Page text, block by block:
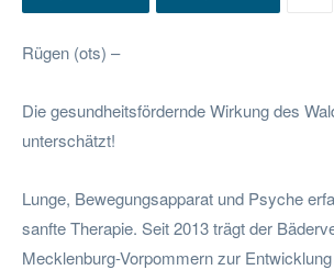
Rügen (ots) –
Die gesundheitsfördernde Wirkung des
unterschätzt!
Lunge, Bewegungsapparat und Psyche
sanfte Therapie. Seit 2013 trägt der
Mecklenburg-Vorpommern zur